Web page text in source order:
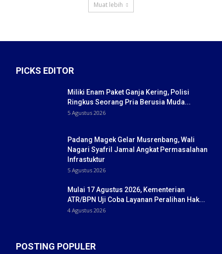
Muat lebih
PICKS EDITOR
Miliki Enam Paket Ganja Kering, Polisi
Ringkus Seorang Pria Berusia Muda...
5 Agustus 2026
Padang Magek Gelar Musrenbang, Wali
Nagari Syafril Jamal Angkat Permasalahan
Infrastuktur
5 Agustus 2026
Mulai 17 Agustus 2026, Kementerian
ATR/BPN Uji Coba Layanan Peralihan Hak...
4 Agustus 2026
POSTING POPULER